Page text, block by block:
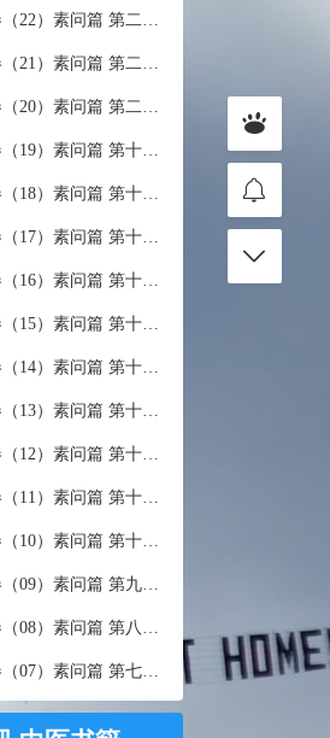
问篇 第二十二篇 藏气法时论
问篇 第二十一篇 经脉别论
问篇 第二十篇 三部九候论
问篇 第十九篇 玉机真藏论
问篇 第十八篇 平人气象论
问篇 第十七篇 脉要精微论
问篇 第十六篇 诊要经终论
素问篇 第十五篇 玉版论要
问篇 第十四篇 汤液醪醴论
问篇 第十三篇 移精变气论
问篇 第十二篇 异法方宜论
素问篇 第十一篇 五藏别论
素问篇 第十篇 五藏生成
素问篇 第九篇 六节藏象论
问篇 第八篇 灵兰秘典论
素问篇 第七篇 阴阳别论